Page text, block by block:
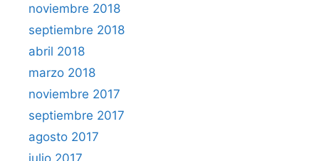
noviembre 2018
septiembre 2018
abril 2018
marzo 2018
noviembre 2017
septiembre 2017
agosto 2017
julio 2017